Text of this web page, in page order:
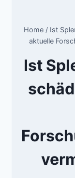
Home / Ist
aktuelle
Ist